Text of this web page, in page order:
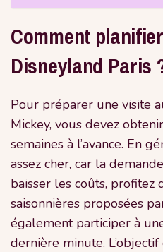
Comment
Disneyland Paris
Pour préparer une visite
Mickey, vous devez
semaines à l’avance. En
assez cher, car la
baisser les coûts, profitez
saisonnières proposées
également participer à
dernière minute. L’objectif